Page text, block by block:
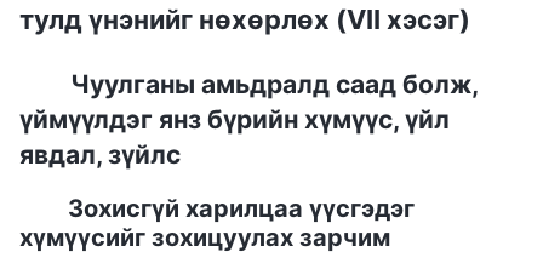
тулд үнэнийг нөхөрлөх (VII хэсэг)
Чуулганы амьдралд саад болж,
үймүүлдэг янз бүрийн хүмүүс, үйл
явдал, зүйлс
Зохисгүй харилцаа үүсгэдэг
хүмүүсийг зохицуулах зарчим